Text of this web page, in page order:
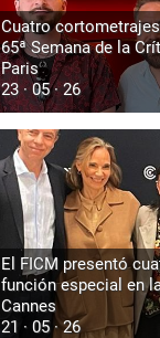
Cuatro
65ª Semana de la
Paris
23 · 05 · 26
El FICM presentó
función especial en
Cannes
21 · 05 · 26